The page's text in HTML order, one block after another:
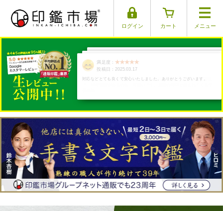
ログイン カート メニュー
満足度：
投稿日：2025.03.29
満足度：
投稿日：2025.04.01
満足度：
投稿日：2025.03.30
満足度：
投稿日：2025.03.26
満足度：
投稿日：2025.03.17
対応などとても良くて安心いたしました。ありがとうございます。